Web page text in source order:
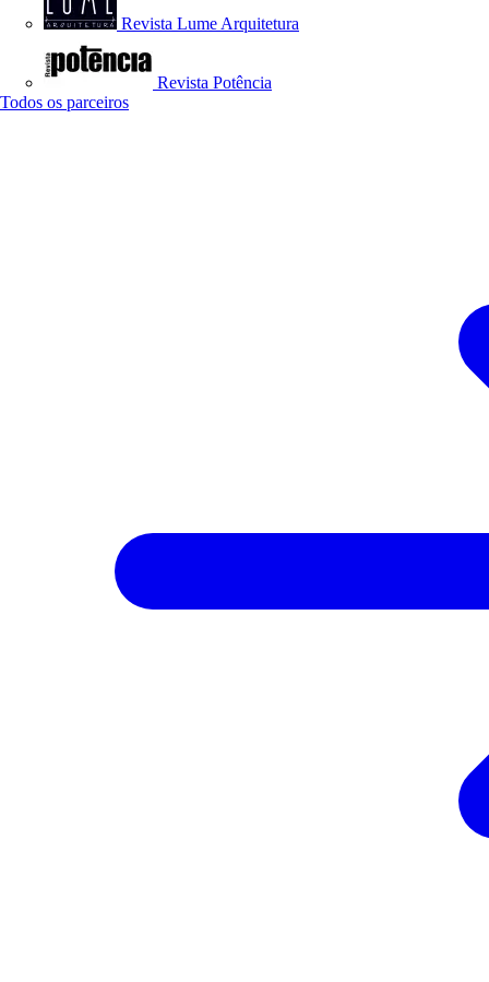
Revista Lume Arquitetura
Revista Potência
Todos os parceiros